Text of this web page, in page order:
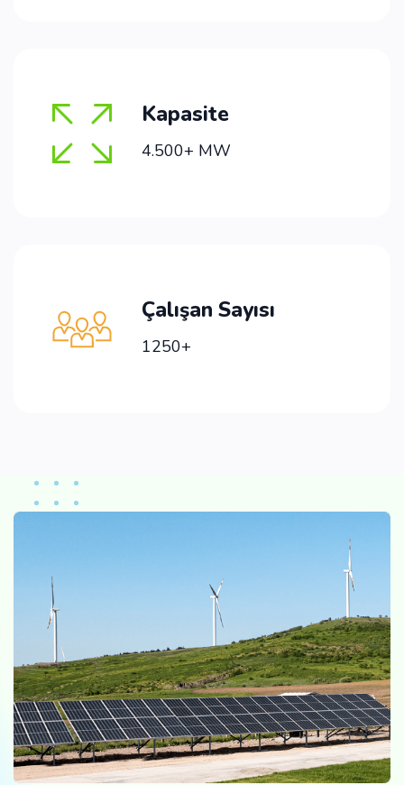
Kapasite
4.500+ MW
Çalışan Sayısı
1250+